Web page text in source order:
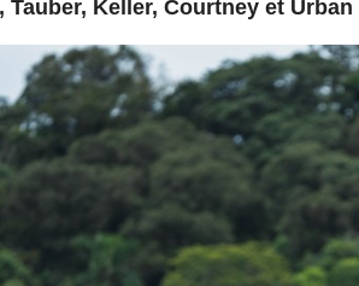
Tauber, Keller, Courtney et Urban